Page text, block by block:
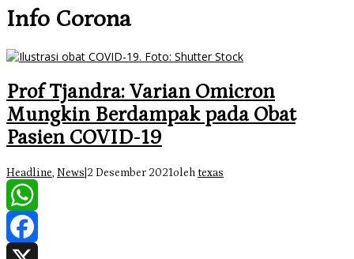
Info Corona
Prof Tjandra: Varian Omicron
Mungkin Berdampak pada Obat
Pasien COVID-19
Headline, News 2 Desember 2021oleh texas
WhatsApp